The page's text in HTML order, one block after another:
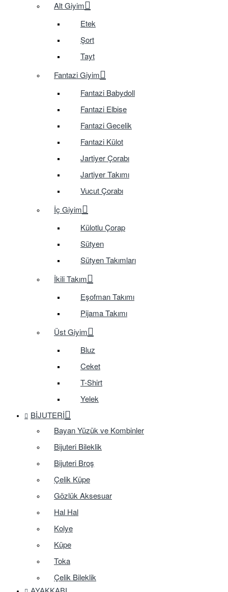
Alt Giyim
Etek
Şort
Tayt
Fantazi Giyim
Fantazi Babydoll
Fantazi Elbise
Fantazi Gecelik
Fantazi Külot
Jartiyer Çorabı
Jartiyer Takımı
Vucut Çorabı
İç Giyim
Külotlu Çorap
Sütyen
Sütyen Takımları
İkili Takım
Eşofman Takımı
Pijama Takımı
Üst Giyim
Bluz
Ceket
T-Shirt
Yelek
BIJUTERI
Bayan Yüzük ve Kombinler
Bijuteri Bileklik
Bijuteri Broş
Çelik Küpe
Gözlük Aksesuar
Hal Hal
Kolye
Küpe
Toka
Çelik Bileklik